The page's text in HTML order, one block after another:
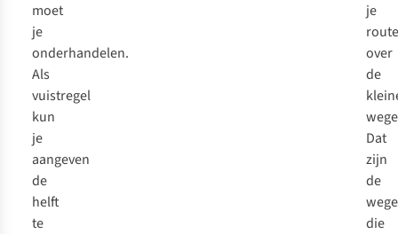
moet
je
onderhandelen.
Als
vuistregel
kun
je
aangeven
de
helft
te
je
route
over
de
Dat
zijn
de
die